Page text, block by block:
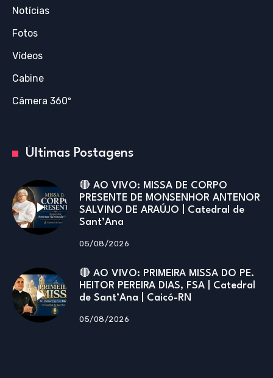
Notícias
Fotos
Vídeos
Cabine
Câmera 360º
Últimas Postagens
🔴 AO VIVO: MISSA DE CORPO
PRESENTE DE MONSENHOR ANTENOR
SALVINO DE ARAÚJO | Catedral de
Sant’Ana
05/08/2026
🔴 AO VIVO: PRIMEIRA MISSA DO PE.
HEITOR PEREIRA DIAS, FSA | Catedral
de Sant’Ana | Caicó-RN
05/08/2026